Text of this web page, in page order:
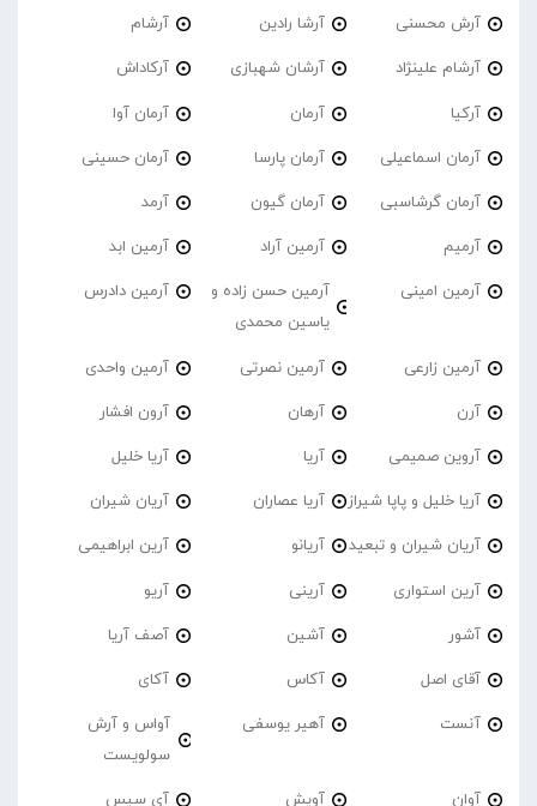
آرش محسنی آرشا رادین آرشام
آرشام علینژاد آرشان شهبازی آرکاداش
آرکیا آرمان آرمان آوا
آرمان اسماعیلی آرمان پارسا آرمان حسینی
آرمان گرشاسبی آرمان گیون آرمد
آرمیم آرمین آراد آرمین ابد
آرمین امینی
آرمین حسن زاده و
یاسین محمدی
آرمین دادرس
آرمین زارعی آرمین نصرتی آرمین واحدی
آرن آرهان آرون افشار
آروین صمیمی آریا آریا خلیل
آریا خلیل و پاپا شیراز آریا عصاران آریان شیران
آریان شیران و تبعید آریانو آرین ابراهیمی
آرین استواری آرینی آریو
آشور آشین آصف آریا
آقای اصل آکاس آکای
آنست آهیر یوسفی
آواس و آرش
سولویست
آوان آویش آی سیس